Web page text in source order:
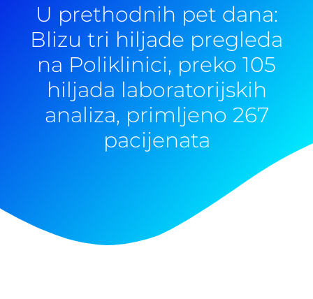
U prethodnih pet dana:
Blizu tri hiljade pregleda
na Poliklinici, preko 105
hiljada laboratorijskih
analiza, primljeno 267
pacijenata